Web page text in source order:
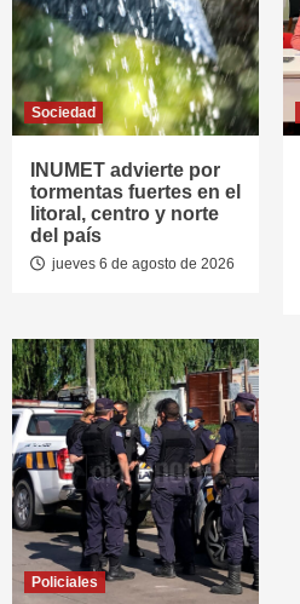
Sociedad
INUMET advierte por
tormentas fuertes en el
litoral, centro y norte
del país
jueves 6 de agosto de 2026
Policiales